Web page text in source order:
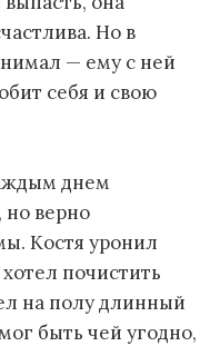
Но в
— ему с ней
себя и свою
днем
но верно
Костя уронил
почистить
на полу длинный
быть чей угодно,